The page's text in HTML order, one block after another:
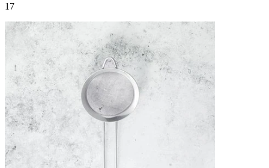
17